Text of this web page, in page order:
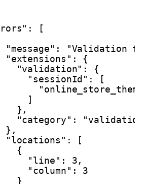
[
"message": "Validation
"extensions": {
"validation": {
"sessionId": [
]
},
"category": "validation"
},
"locations": [
{
"line": 3,
"column": 3
}